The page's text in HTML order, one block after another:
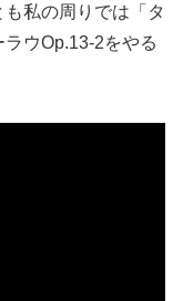
私の周りでは「タ
ウOp.13-2をやる